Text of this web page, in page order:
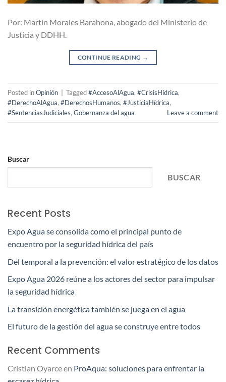
Por: Martín Morales Barahona, abogado del Ministerio de
Justicia y DDHH.
CONTINUE READING →
Posted inOpinión Tagged#AccesoAlAgua, #CrisisHídrica,
#DerechoAlAgua, #DerechosHumanos, #JusticiaHídrica,
#SentenciasJudiciales, Gobernanza del agua Leave a comment
Buscar
BUSCAR
Recent Posts
Expo Agua se consolida como el principal punto de
encuentro por la seguridad hídrica del país
Del temporal a la prevención: el valor estratégico de los datos
Expo Agua 2026 reúne a los actores del sector para impulsar
la seguridad hídrica
La transición energética también se juega en el agua
El futuro de la gestión del agua se construye entre todos
Recent Comments
Cristian Oyarceen ProAqua: soluciones para enfrentar la